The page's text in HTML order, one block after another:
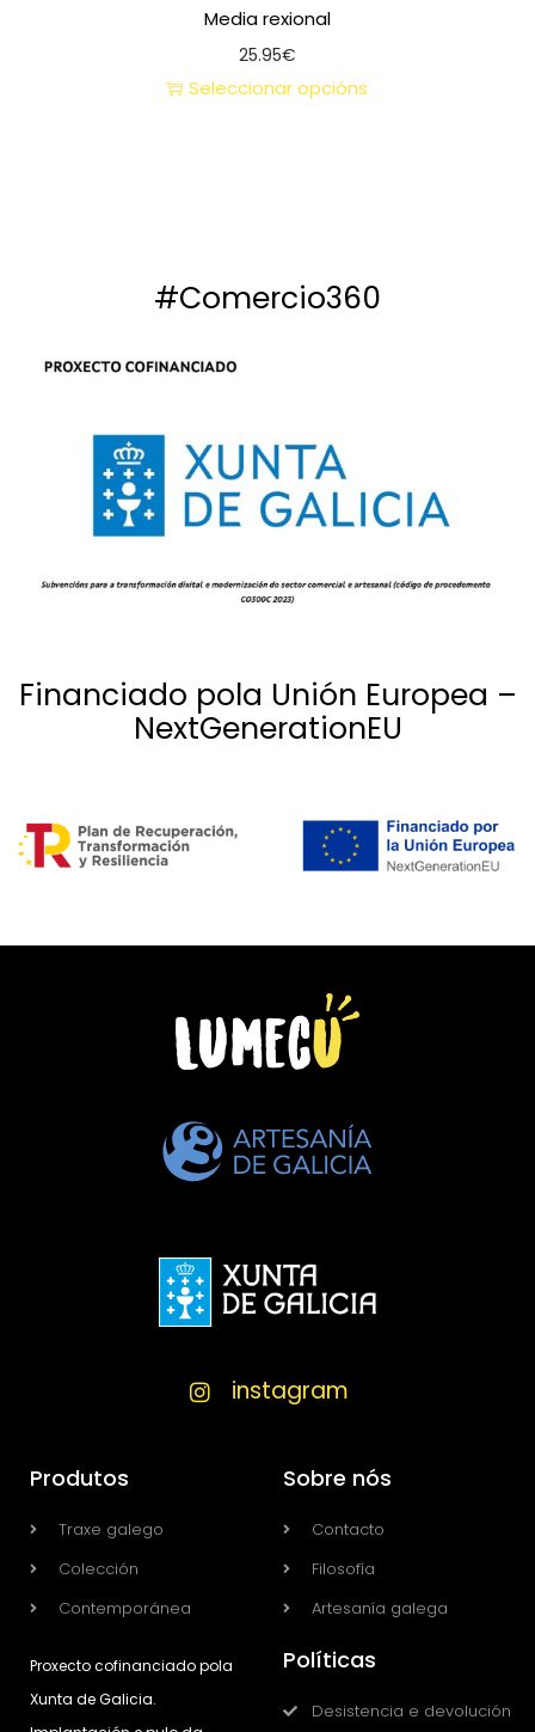
Media rexional
25.95€
Seleccionar opcións
#Comercio360
Financiado pola Unión Europea –
NextGenerationEU
instagram
Produtos
Traxe galego
Colección
Contemporánea
Sobre nós
Contacto
Filosofía
Artesanía galega
Proxecto cofinanciado pola
Xunta de Galicia.
Políticas
Desistencia e devolución